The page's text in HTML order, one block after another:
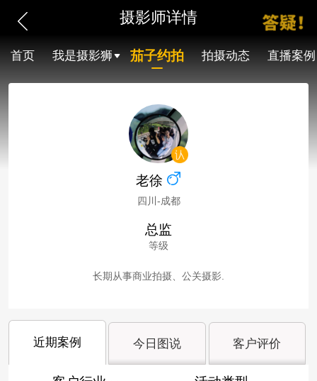
摄影师详情
首页 我是摄影狮 茄子约拍 拍摄动态 直播案例
老徐
四川-成都
总监
等级
长期从事商业拍摄、公关摄影.
近期案例 今日图说 客户评价